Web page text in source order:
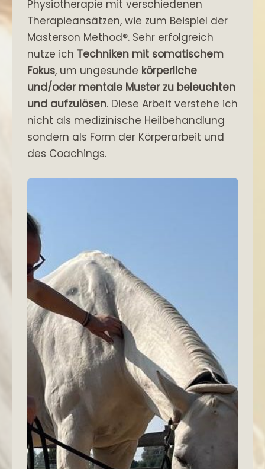
Physiotherapie mit verschiedenen
Therapieansätzen, wie zum Beispiel der
Masterson Method®. Sehr erfolgreich
nutze ich Techniken mit somatischem
Fokus, um ungesunde körperliche
und/oder mentale Muster zu beleuchten
und aufzulösen. Diese Arbeit verstehe ich
nicht als medizinische Heilbehandlung
sondern als Form der Körperarbeit und
des Coachings.